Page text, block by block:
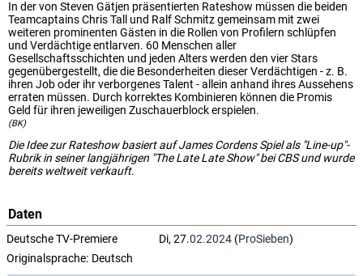
In der von Steven Gätjen präsentierten Rateshow müssen die beiden
Teamcaptains Chris Tall und Ralf Schmitz gemeinsam mit zwei
weiteren prominenten Gästen in die Rollen von Profilern schlüpfen
und Verdächtige entlarven. 60 Menschen aller
Gesellschaftsschichten und jeden Alters werden den vier Stars
gegenübergestellt, die die Besonderheiten dieser Verdächtigen - z. B.
ihren Job oder ihr verborgenes Talent - allein anhand ihres Aussehens
erraten müssen. Durch korrektes Kombinieren können die Promis
Geld für ihren jeweiligen Zuschauerblock erspielen.
(BK)
Die Idee zur Rateshow basiert auf James Cordens Spiel als "Line-up"-
Rubrik in seiner langjährigen "The Late Late Show" bei CBS und wurde
bereits weltweit verkauft.
Daten
Deutsche TV-Premiere Di, 27.02.2024 (ProSieben)
Originalsprache: Deutsch